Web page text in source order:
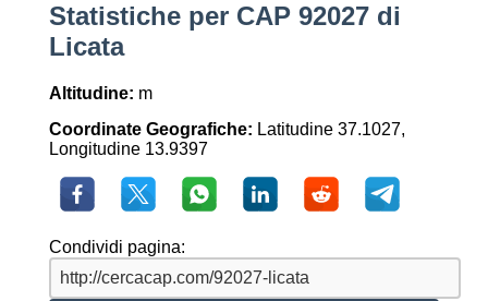
Statistiche per CAP 92027 di
Licata
Altitudine: m
Coordinate Geografiche: Latitudine 37.1027,
Longitudine 13.9397
Condividi pagina: